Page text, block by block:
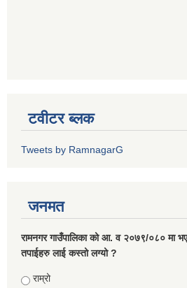
टवीटर ब्लक
Tweets by RamnagarG
जनमत
रामनगर गाउँपालिका को आ. व २०७९/०८० मा
तपाईहरु लाई कस्तो लग्यो ?
Choices
राम्रो